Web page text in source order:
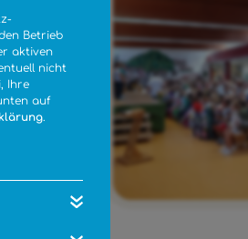
Betrieb
aktiven
nicht
Ihre
auf
.